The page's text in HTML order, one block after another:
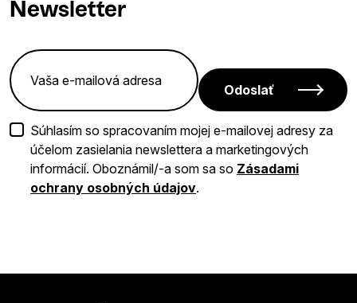
Newsletter
Odoslať
Súhlasím so spracovaním mojej e-mailovej adresy za
účelom zasielania newslettera a marketingových
informácií. Oboznámil/-a som sa so Zásadami
ochrany osobných údajov.